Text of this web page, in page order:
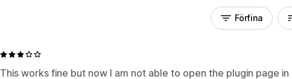
Förfina
This works fine but now I am not able to open the plugin page